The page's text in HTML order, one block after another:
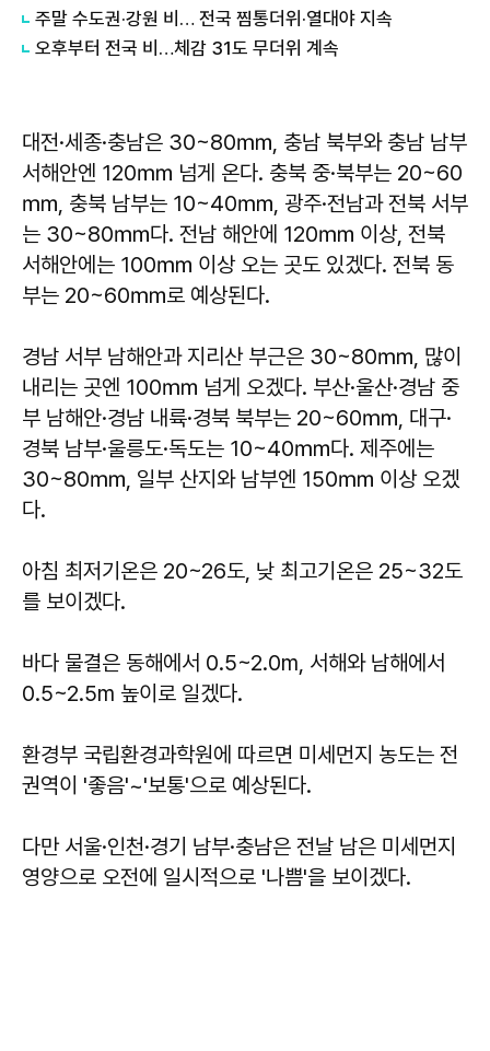
주말 수도권·강원 비… 전국 찜통더위·열대야 지속
오후부터 전국 비…체감 31도 무더위 계속
대전·세종·충남은 30~80㎜, 충남 북부와 충남 남부
서해안엔 120㎜ 넘게 온다. 충북 중·북부는 20~60
㎜, 충북 남부는 10~40㎜, 광주·전남과 전북 서부
는 30~80㎜다. 전남 해안에 120㎜ 이상, 전북
서해안에는 100㎜ 이상 오는 곳도 있겠다. 전북 동
부는 20~60㎜로 예상된다.
경남 서부 남해안과 지리산 부근은 30~80㎜, 많이
내리는 곳엔 100㎜ 넘게 오겠다. 부산·울산·경남 중
부 남해안·경남 내륙·경북 북부는 20~60㎜, 대구·
경북 남부·울릉도·독도는 10~40㎜다. 제주에는
30~80㎜, 일부 산지와 남부엔 150㎜ 이상 오겠
다.
아침 최저기온은 20~26도, 낮 최고기온은 25~32도
를 보이겠다.
바다 물결은 동해에서 0.5~2.0m, 서해와 남해에서
0.5~2.5m 높이로 일겠다.
환경부 국립환경과학원에 따르면 미세먼지 농도는 전
권역이 '좋음'~'보통'으로 예상된다.
다만 서울·인천·경기 남부·충남은 전날 남은 미세먼지
영양으로 오전에 일시적으로 '나쁨'을 보이겠다.